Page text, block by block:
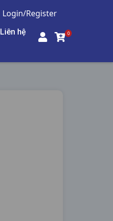
Login/Register
Liên hệ 0